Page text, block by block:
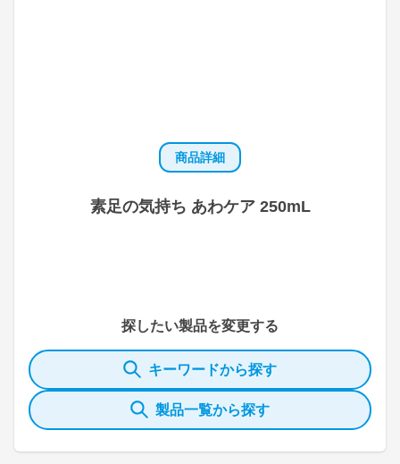
商品詳細
素足の気持ち あわケア 250mL
探したい製品を変更する
キーワードから探す
製品一覧から探す